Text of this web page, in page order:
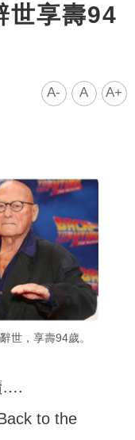
享壽94
A- A A+
世，享壽94歲。
….
to the